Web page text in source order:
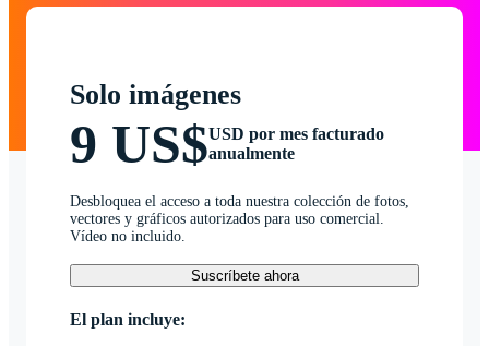
Solo imágenes
9 US$USD por mes facturado
anualmente
Desbloquea el acceso a toda nuestra colección de fotos,
vectores y gráficos autorizados para uso comercial.
Vídeo no incluido.
Suscríbete ahora
El plan incluye: